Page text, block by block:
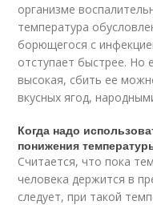
организме
температура
борющегося с
отступает быстрее. Но
высокая, сбить ее
вкусных ягод,
Когда надо
понижения
Считается, что пока
человека держится в
следует, при такой